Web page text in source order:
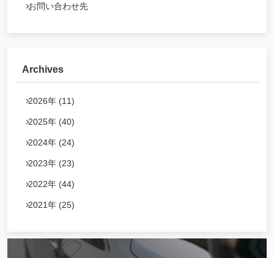
お問い合わせ先
Archives
2026年 (11)
2025年 (40)
2024年 (24)
2023年 (23)
2022年 (44)
2021年 (25)